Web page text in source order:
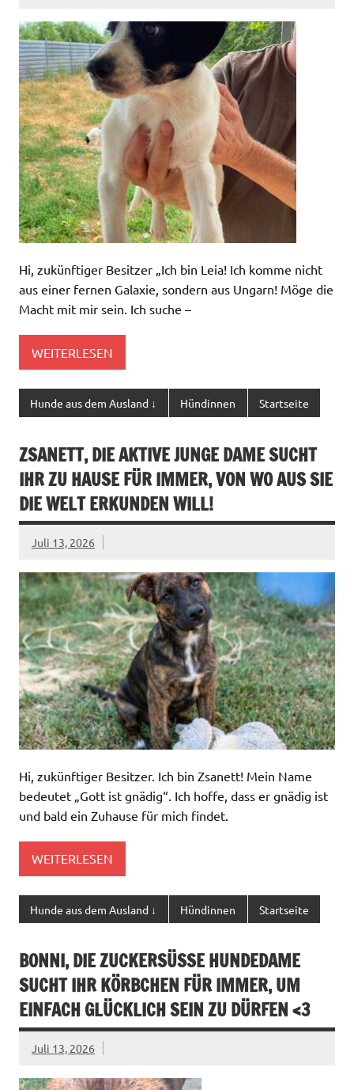
Hi, zukünftiger Besitzer „Ich bin Leia! Ich komme nicht
aus einer fernen Galaxie, sondern aus Ungarn! Möge die
Macht mit mir sein. Ich suche –
WEITERLESEN
Hunde aus dem Ausland ↓ Hündinnen Startseite
ZSANETT, DIE AKTIVE JUNGE DAME SUCHT
IHR ZU HAUSE FÜR IMMER, VON WO AUS SIE
DIE WELT ERKUNDEN WILL!
Juli 13, 2026
Hi, zukünftiger Besitzer. Ich bin Zsanett! Mein Name
bedeutet „Gott ist gnädig“. Ich hoffe, dass er gnädig ist
und bald ein Zuhause für mich findet.
WEITERLESEN
Hunde aus dem Ausland ↓ Hündinnen Startseite
BONNI, DIE ZUCKERSÜSSE HUNDEDAME S
UCHT IHR KÖRBCHEN FÜR IMMER, UM E
INFACH GLÜCKLICH SEIN ZU DÜRFEN <3
Juli 13, 2026